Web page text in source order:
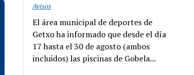
Avisos
El área municipal de deportes de
Getxo ha informado que desde el día
17 hasta el 30 de agosto (ambos
incluidos) las piscinas de Gobela...